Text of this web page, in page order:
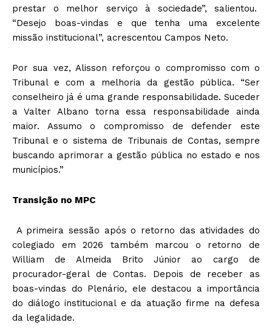
prestar o melhor serviço à sociedade”, salientou.
“Desejo boas-vindas e que tenha uma excelente
missão institucional”, acrescentou Campos Neto.
Por sua vez, Alisson reforçou o compromisso com o
Tribunal e com a melhoria da gestão pública. “Ser
conselheiro já é uma grande responsabilidade. Suceder
a Valter Albano torna essa responsabilidade ainda
maior. Assumo o compromisso de defender este
Tribunal e o sistema de Tribunais de Contas, sempre
buscando aprimorar a gestão pública no estado e nos
municípios.”
Transição no MPC
A primeira sessão após o retorno das atividades do
colegiado em 2026 também marcou o retorno de
William de Almeida Brito Júnior ao cargo de
procurador-geral de Contas. Depois de receber as
boas-vindas do Plenário, ele destacou a importância
do diálogo institucional e da atuação firme na defesa
da legalidade.